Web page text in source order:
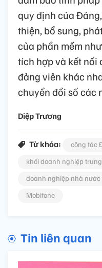
quy định của
thiện, bổ sung,
của phần mềm
tích hợp và kết nối
đảng viên khác
chuyển đổi số các
Diệp Trương
Từ khóa:
công tác
khối doanh nghiệp
doanh nghiệp nhà nước
Mobifone
Tin liên quan